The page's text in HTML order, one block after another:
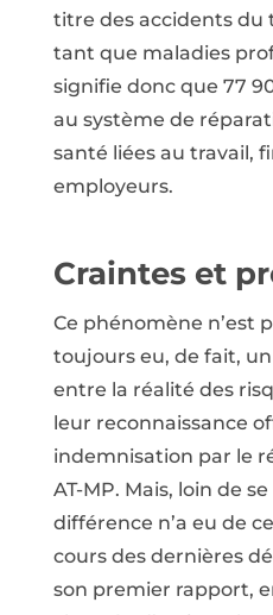
titre des accidents du
tant que maladies
signifie donc que 77
au système de
santé liées au travail,
employeurs.
Craintes et
Ce phénomène n’est
toujours eu, de fait,
entre la réalité des
leur reconnaissance
indemnisation par le
AT-MP. Mais, loin de
différence n’a eu de
cours des dernières
son premier rapport,